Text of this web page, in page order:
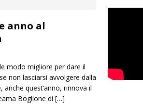
sullo spartitraffico della
con le Aree di Accelerazione
anno al
modo migliore per dare il
non lasciarsi avvolgere dalla
quest’anno, rinnova il
Boglione di […]